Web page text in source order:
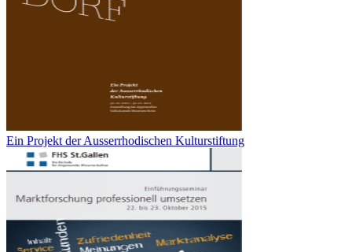
Ein Projekt der Ausserrhodischen Kulturstiftung